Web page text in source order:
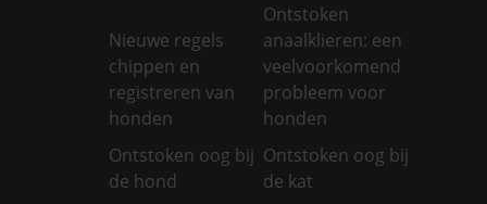
Nieuwe regels
chippen en
registreren van
honden
Ontstoken
anaalklieren: een
veelvoorkomend
probleem voor
honden
Ontstoken oog bij
de hond
Ontstoken oog bij
de kat